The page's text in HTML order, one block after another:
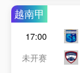
越南甲
17:00
未开赛